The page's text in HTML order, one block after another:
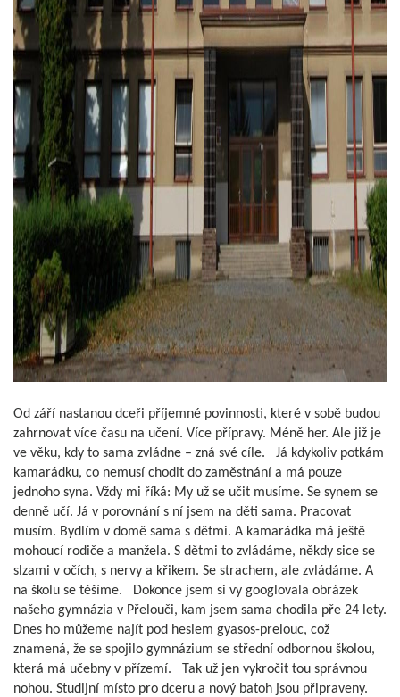
Od září nastanou dceři příjemné povinnosti, které v sobě budou
zahrnovat více času na učení. Více přípravy. Méně her. Ale již je
ve věku, kdy to sama zvládne – zná své cíle.
Já kdykoliv potkám
kamarádku, co nemusí chodit do zaměstnání a má pouze
jednoho syna. Vždy mi říká: My už se učit musíme. Se synem se
denně učí. Já v porovnání s ní jsem na děti sama. Pracovat
musím. Bydlím v domě sama s dětmi. A kamarádka má ještě
mohoucí rodiče a manžela. S dětmi to zvládáme, někdy sice se
slzami v očích, s nervy a křikem. Se strachem, ale zvládáme. A
na školu se těšíme.
Dokonce jsem si vy googlovala obrázek
našeho gymnázia v Přelouči, kam jsem sama chodila pře 24 lety.
Dnes ho můžeme najít pod heslem gyasos-prelouc, což
znamená, že se spojilo gymnázium se střední odbornou školou,
která má učebny v přízemí.
Tak už jen vykročit tou správnou
nohou. Studijní místo pro dceru a nový batoh jsou připraveny.